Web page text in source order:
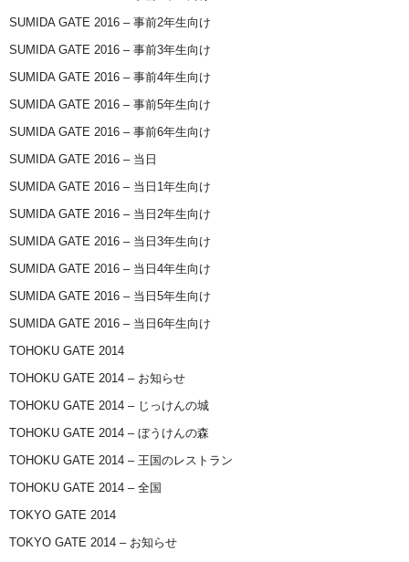
SUMIDA GATE 2016 – 事前2年生向け
SUMIDA GATE 2016 – 事前3年生向け
SUMIDA GATE 2016 – 事前4年生向け
SUMIDA GATE 2016 – 事前5年生向け
SUMIDA GATE 2016 – 事前6年生向け
SUMIDA GATE 2016 – 当日
SUMIDA GATE 2016 – 当日1年生向け
SUMIDA GATE 2016 – 当日2年生向け
SUMIDA GATE 2016 – 当日3年生向け
SUMIDA GATE 2016 – 当日4年生向け
SUMIDA GATE 2016 – 当日5年生向け
SUMIDA GATE 2016 – 当日6年生向け
TOHOKU GATE 2014
TOHOKU GATE 2014 – お知らせ
TOHOKU GATE 2014 – じっけんの城
TOHOKU GATE 2014 – ぼうけんの森
TOHOKU GATE 2014 – 王国のレストラン
TOHOKU GATE 2014 – 全国
TOKYO GATE 2014
TOKYO GATE 2014 – お知らせ